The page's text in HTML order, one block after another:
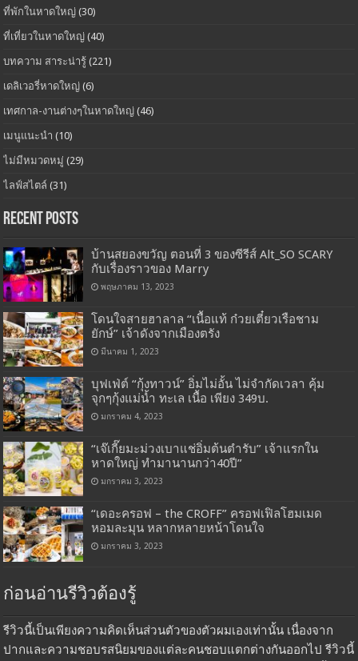
ที่พักในหาดใหญ่ (30)
ที่เที่ยวในหาดใหญ่ (40)
บทความ สาระน่ารู้ (221)
เดลิเวอรี่หาดใหญ่ (6)
เทศกาล-งานต่างๆในหาดใหญ่ (46)
เมนูแนะนำ (10)
ไม่มีหมวดหมู่ (29)
ไลฟ์สไตล์ (31)
Recent Posts
บ้านสยองขวัญ ตอนที่ 3 ของซีรีส์ Alt_SO SCARY
กับเรื่องราวของ Marry
พฤษภาคม 13, 2023
โดนใจสายฮาลาล “เนื้อแท้ ก๋วยเตี๋ยวเรือชาม
ยักษ์” เจ้าดังจากเมืองตรัง
มีนาคม 1, 2023
บุฟเฟ่ต์ “กุ้งทาวน์” อิ่มไม่อั้น ไม่จำกัดเวลา คุ้ม
จุกๆกุ้งแม่น้ำ ทะเล เนื้อ เพียง 349บ.
มกราคม 4, 2023
“เจ๊เกี๊ยมะม่วงเบาแช่อิ่มต้นตำรับ” เจ้าแรกใน
หาดใหญ่ ทำมานานกว่า40ปี”
มกราคม 3, 2023
“เดอะครอฟ – the CROFF” ครอฟเฟิลโฮมเมด
หอมละมุน หลากหลายหน้าโดนใจ
มกราคม 3, 2023
ก่อนอ่านรีวิวต้องรู้
รีวิวนี้เป็นเพียงความคิดเห็นส่วนตัวของตัวผมเองเท่านั้น เนื่องจาก
ปากและความชอบรสนิยมของแต่ละคนชอบแตกต่างกันออกไป รีวิวนี้